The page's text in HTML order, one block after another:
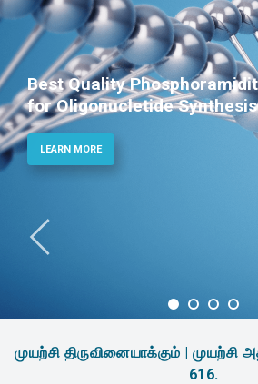
Best Quality
for Oligonucletide Synthesis
LEARN MORE
முயற்சி திருவினையாக்கும் | முயற்சி
616.